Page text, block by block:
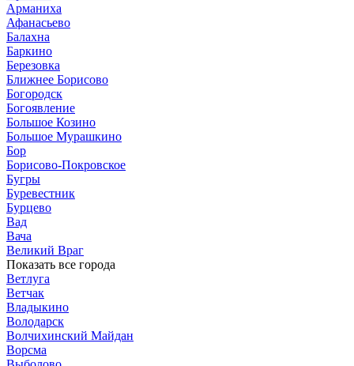
Арманиха
Афанасьево
Балахна
Баркино
Березовка
Ближнее Борисово
Богородск
Богоявление
Большое Козино
Большое Мурашкино
Бор
Борисово-Покровское
Бугры
Буревестник
Бурцево
Вад
Вача
Великий Враг
Показать все города
Ветлуга
Ветчак
Владыкино
Володарск
Волчихинский Майдан
Ворсма